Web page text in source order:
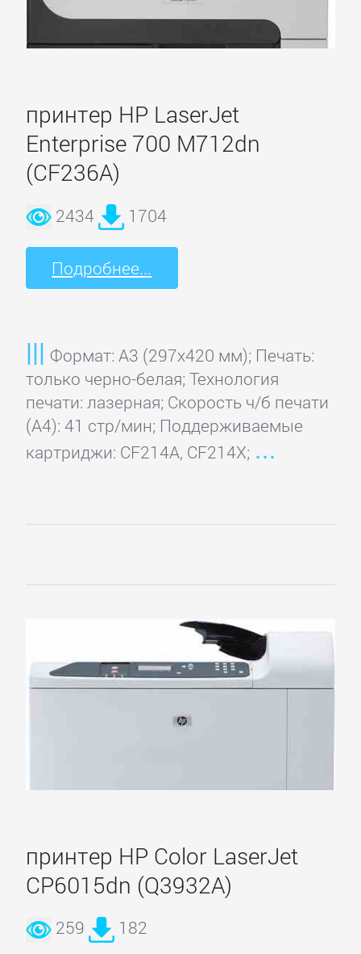
принтер HP LaserJet
Enterprise 700 M712dn
(CF236A)
2434 1704
Подробнее...
Формат: A3 (297x420 мм); Печать:
только черно-белая; Технология
печати: лазерная; Скорость ч/б печати
(А4): 41 стр/мин; Поддерживаемые
картриджи: CF214A, CF214X;
принтер HP Color LaserJet
CP6015dn (Q3932A)
259 182